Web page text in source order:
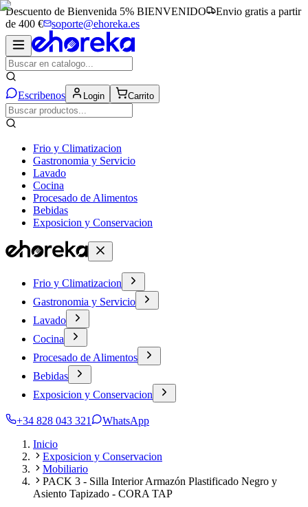
Descuento de Bienvenida 5% BIENVENIDO
Envio gratis a partir
de 400 €
soporte@ehoreka.es
Escribenos Login Carrito
Frio y Climatizacion
Gastronomia y Servicio
Lavado
Cocina
Procesado de Alimentos
Bebidas
Exposicion y Conservacion
Frio y Climatizacion
Gastronomia y Servicio
Lavado
Cocina
Procesado de Alimentos
Bebidas
Exposicion y Conservacion
+34 828 043 321
WhatsApp
Inicio
Exposicion y Conservacion
Mobiliario
PACK 3 - Silla Interior Armazón Plastificado Negro y
Asiento Tapizado - CORA TAP